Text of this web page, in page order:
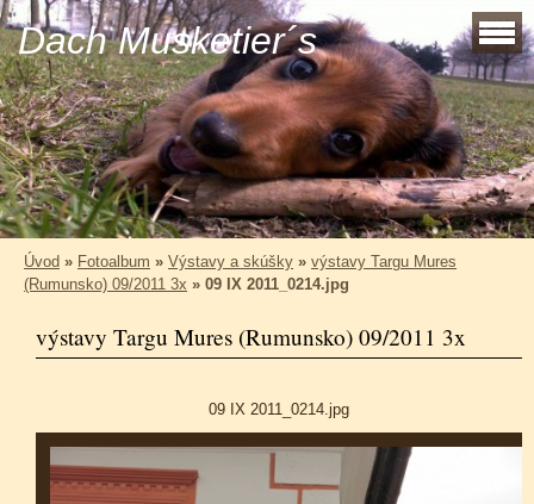
Dach Musketier´s
Úvod » Fotoalbum » Výstavy a skúšky » výstavy Targu Mures
(Rumunsko) 09/2011 3x » 09 IX 2011_0214.jpg
výstavy Targu Mures (Rumunsko) 09/2011 3x
09 IX 2011_0214.jpg